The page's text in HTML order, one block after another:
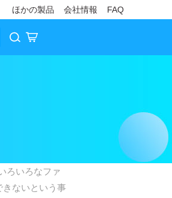
ほかの製品 会社情報 FAQ
ろいろなファ
ないという事